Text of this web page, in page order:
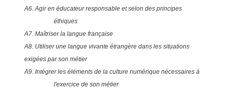
A6. Agir en éducateur responsable et selon des principes
éthiques
A7. Maîtriser la langue française
A8. Utiliser une langue vivante étrangère dans les situations
exigées par son métier
A9. Intégrer les éléments de la culture numérique nécessaires à
l'exercice de son métier